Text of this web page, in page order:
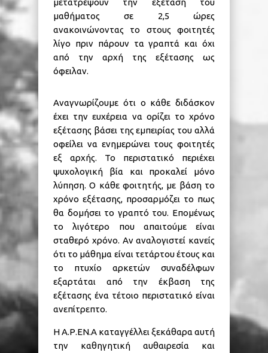
μαθήματος σε 2,5 ώρες
ανακοινώνοντας το στους φοιτητές
λίγο πριν πάρουν τα γραπτά και όχι
από την αρχή της εξέτασης ως
όφειλαν.
Αναγνωρίζουμε ότι ο κάθε διδάσκον
έχει την ευχέρεια να ορίζει το χρόνο
εξέτασης βάσει της εμπειρίας του αλλά
οφείλει να ενημερώνει τους φοιτητές
εξ αρχής. Το περιστατικό περιέχει
ψυχολογική βία και προκαλεί μόνο
λύπηση. Ο κάθε φοιτητής, με βάση το
χρόνο εξέτασης, προσαρμόζει το πως
θα δομήσει το γραπτό του. Επομένως
το λιγότερο που απαιτούμε είναι
σταθερό χρόνο. Αν αναλογιστεί κανείς
ότι το μάθημα είναι τετάρτου έτους και
το πτυχίο αρκετών συναδέλφων
εξαρτάται από την έκβαση της
εξέτασης ένα τέτοιο περιστατικό είναι
ανεπίτρεπτο.
Η Α.Ρ.ΕΝ.Α καταγγέλλει ξεκάθαρα αυτή
την καθηγητική αυθαιρεσία και